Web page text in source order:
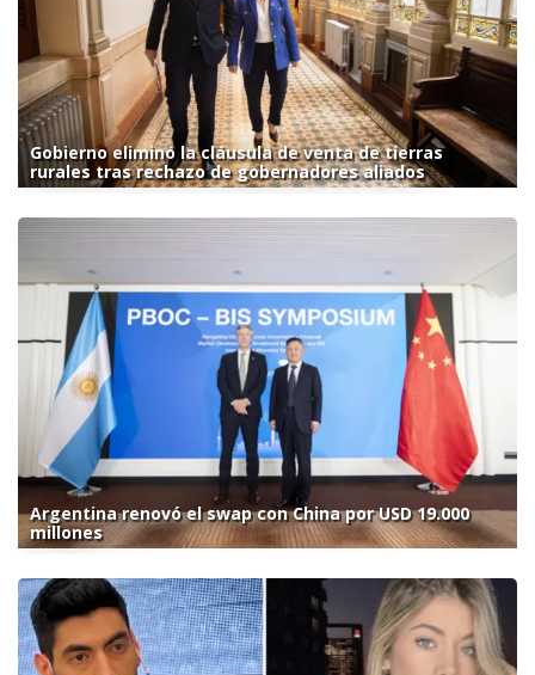
Gobierno eliminó la cláusula de venta de tierras
rurales tras rechazo de gobernadores aliados
Argentina renovó el swap con China por USD 19.000
millones